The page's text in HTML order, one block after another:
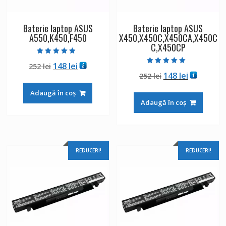
Baterie laptop ASUS
A550,K450,F450
4.50
din 5
252lei Prețul
a
fost:
148 leiPrețul
este:
148 lei.
Adaugă în coș
Baterie laptop ASUS
X450,X450C,X450CA,X450C
C,X450CP
5.00
din 5
252lei Prețul
a
fost:
148 leiPrețul
este:
148 lei.
Adaugă în coș
REDUCERI! REDUCERI!